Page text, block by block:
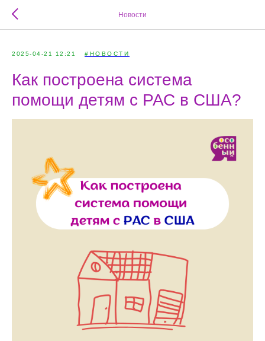
Новости
2025-04-21 12:21 #НОВОСТИ
Как построена система
помощи детям с РАС в США?